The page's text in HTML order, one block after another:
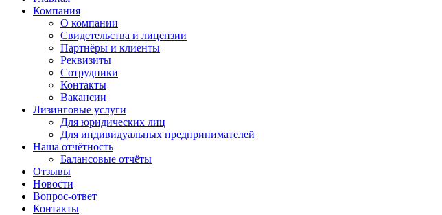
Компания
О компании
Свидетельства и лицензии
Партнёры и клиенты
Реквизиты
Сотрудники
Контакты
Вакансии
Лизинговые услуги
Для юридических лиц
Для индивидуальных предпринимателей
Наша отчётность
Балансовые отчёты
Отзывы
Новости
Вопрос-ответ
Контакты